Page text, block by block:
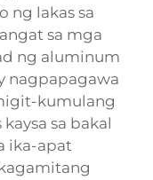
ng lakas sa
sa mga
ng aluminum
nagpapagawa
kumulang
sa bakal
ika-apat